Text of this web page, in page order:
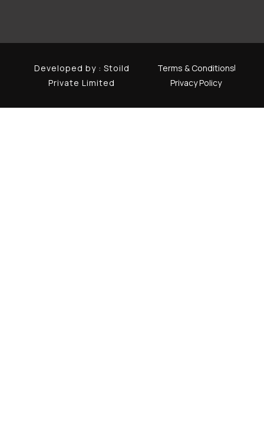
Developed by : Stoild
Private Limited
Terms & Conditions
Privacy Policy